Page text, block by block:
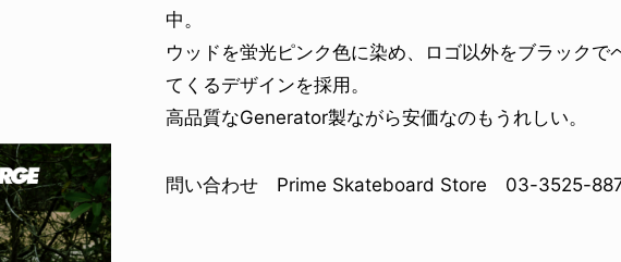
中。
ウッドを蛍光ピンク色に染め、ロゴ以外をブラック
てくるデザインを採用。
高品質なGenerator製ながら安価なのもうれしい。
問い合わせ Prime Skateboard Store 03-3525-